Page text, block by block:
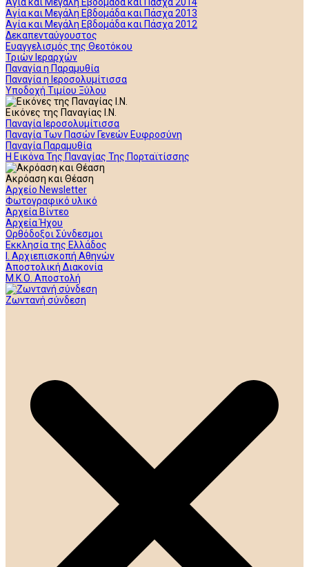
Αγία και Μεγάλη Εβδομάδα και Πάσχα 2013
Αγία και Μεγάλη Εβδομάδα και Πάσχα 2012
Δεκαπενταύγουστος
Ευαγγελισμός της Θεοτόκου
Τριών Ιεραρχών
Παναγία η Παραμυθία
Παναγία η Ιεροσολυμίτισσα
Υποδοχή Τιμίου Ξύλου
Εικόνες της Παναγίας Ι.Ν.
Παναγία Ιεροσολυμίτισσα
Παναγία Των Πασών Γενεών Ευφροσύνη
Παναγία Παραμυθία
Η Εικόνα Της Παναγίας Της Πορταϊτίσσης
Ακρόαση και Θέαση
Αρχείο Newsletter
Φωτογραφικό υλικό
Αρχεία Βίντεο
Αρχεία Ήχου
Ορθόδοξοι Σύνδεσμοι
Εκκλησία της Ελλάδος
Ι. Αρχιεπισκοπή Αθηνών
Αποστολική Διακονία
Μ.Κ.Ο. Αποστολή
Ζωντανή σύνδεση